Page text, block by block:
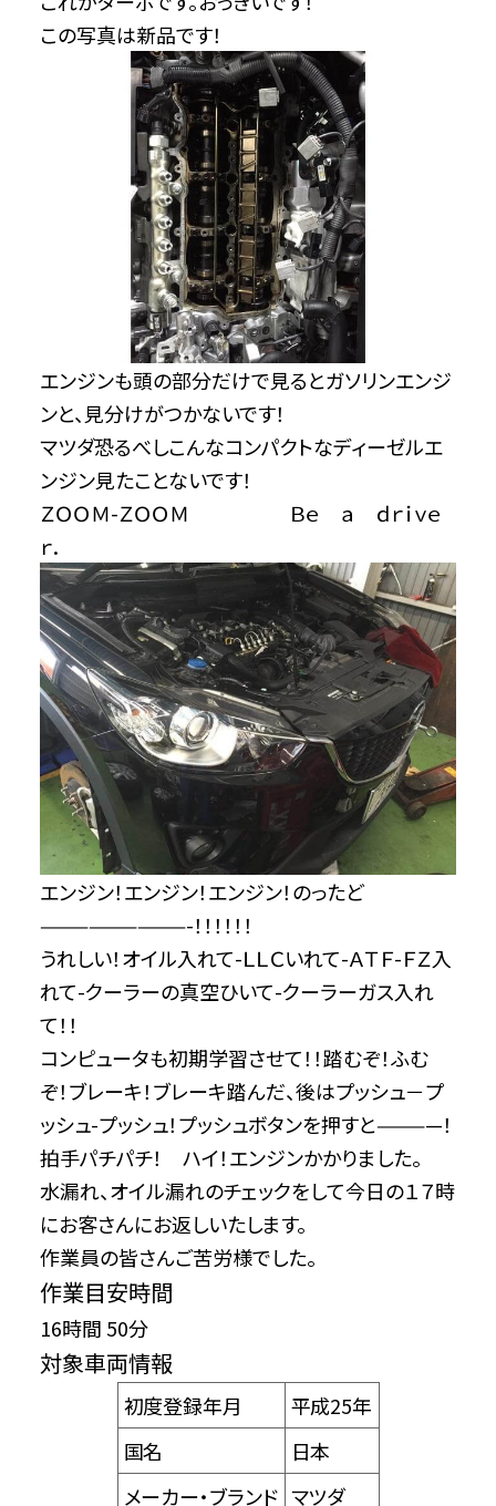
この写真は新品です！
エンジンも頭の部分だけで見るとガソリンエンジ
ンと、見分けがつかないです！
マツダ恐るべしこんなコンパクトなディーゼルエ
ンジン見たことないです！
ＺＯＯＭ-ＺＯＯＭ Ｂｅ ａ ｄｒｉｖｅ
ｒ．
エンジン！エンジン！エンジン！のったど
—————————-！！！！！！
うれしい！オイル入れて-ＬＬＣいれて-ＡＴＦ-ＦＺ入
れて-クーラーの真空ひいて-クーラーガス入れ
て！！
コンピュータも初期学習させて！！踏むぞ！ふむ
ぞ！ブレーキ！ブレーキ踏んだ、後はプッシュ－プ
ッシュ-プッシュ！プッシュボタンを押すと————！
拍手パチパチ！ ハイ！エンジンかかりました。
水漏れ、オイル漏れのチェックをして今日の１７時
にお客さんにお返しいたします。
作業員の皆さんご苦労様でした。
作業目安時間
16時間 50分
対象車両情報
初度登録年月
平成25年
国名
日本
メーカー・ブランド マツダ